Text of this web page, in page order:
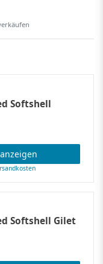
Softshell
Softshell Gilet